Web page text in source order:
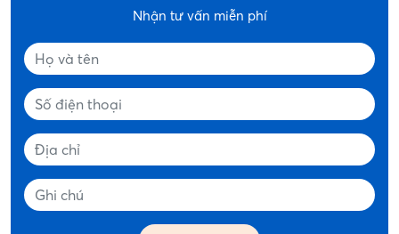
Nhận tư vấn miễn phí